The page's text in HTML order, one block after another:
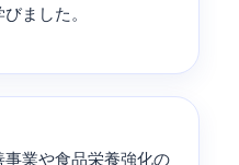
ました。
業や食品栄養強化の